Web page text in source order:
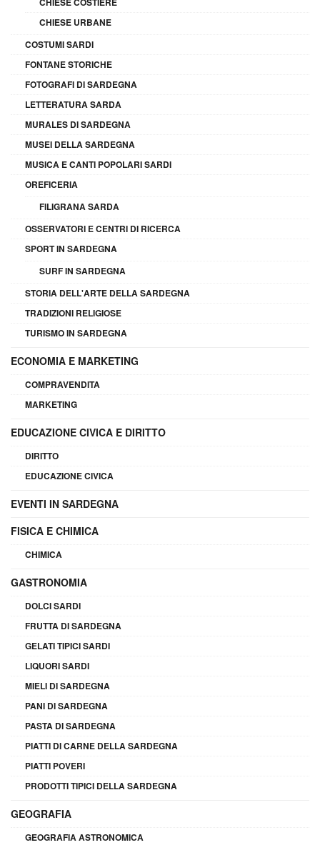
CHIESE URBANE
COSTUMI SARDI
FONTANE STORICHE
FOTOGRAFI DI SARDEGNA
LETTERATURA SARDA
MURALES DI SARDEGNA
MUSEI DELLA SARDEGNA
MUSICA E CANTI POPOLARI SARDI
OREFICERIA
FILIGRANA SARDA
OSSERVATORI E CENTRI DI RICERCA
SPORT IN SARDEGNA
SURF IN SARDEGNA
STORIA DELL'ARTE DELLA SARDEGNA
TRADIZIONI RELIGIOSE
TURISMO IN SARDEGNA
ECONOMIA E MARKETING
COMPRAVENDITA
MARKETING
EDUCAZIONE CIVICA E DIRITTO
DIRITTO
EDUCAZIONE CIVICA
EVENTI IN SARDEGNA
FISICA E CHIMICA
CHIMICA
GASTRONOMIA
DOLCI SARDI
FRUTTA DI SARDEGNA
GELATI TIPICI SARDI
LIQUORI SARDI
MIELI DI SARDEGNA
PANI DI SARDEGNA
PASTA DI SARDEGNA
PIATTI DI CARNE DELLA SARDEGNA
PIATTI POVERI
PRODOTTI TIPICI DELLA SARDEGNA
GEOGRAFIA
GEOGRAFIA ASTRONOMICA